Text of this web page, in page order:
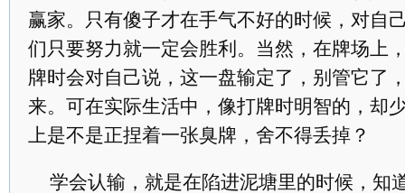
赢家。只有傻子才在手气不好的时候，对自
们只要努力就一定会胜利。当然，在牌场上
牌时会对自己说，这一盘输定了，别管它了
来。可在实际生活中，像打牌时明智的，却
上是不是正捏着一张臭牌，舍不得丢掉？
学会认输，就是在陷进泥塘里的时候，知